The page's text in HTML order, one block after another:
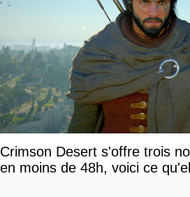
Crimson Desert s'offre trois
en moins de 48h, voici ce